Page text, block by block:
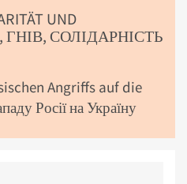
UND
ГНІВ, СОЛІДАРНІСТЬ
Angriffs auf die
Росії на Україну